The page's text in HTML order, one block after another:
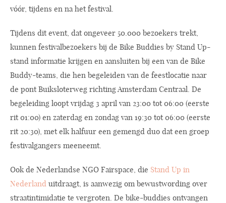
vóór, tijdens en na het festival.
Tijdens dit event, dat ongeveer 50.000 bezoekers trekt,
kunnen festivalbezoekers bij de Bike Buddies by Stand Up-
stand informatie krijgen en aansluiten bij een van de Bike
Buddy-teams, die hen begeleiden van de feestlocatie naar
de pont Buiksloterweg richting Amsterdam Centraal. De
begeleiding loopt vrijdag 3 april van 23:00 tot 06:00 (eerste
rit 01:00) en zaterdag en zondag van 19:30 tot 06:00 (eerste
rit 20:30), met elk halfuur een gemengd duo dat een groep
festivalgangers meeneemt.
Ook de Nederlandse NGO Fairspace, die Stand Up in
Nederland uitdraagt, is aanwezig om bewustwording over
straatintimidatie te vergroten. De bike-buddies ontvangen